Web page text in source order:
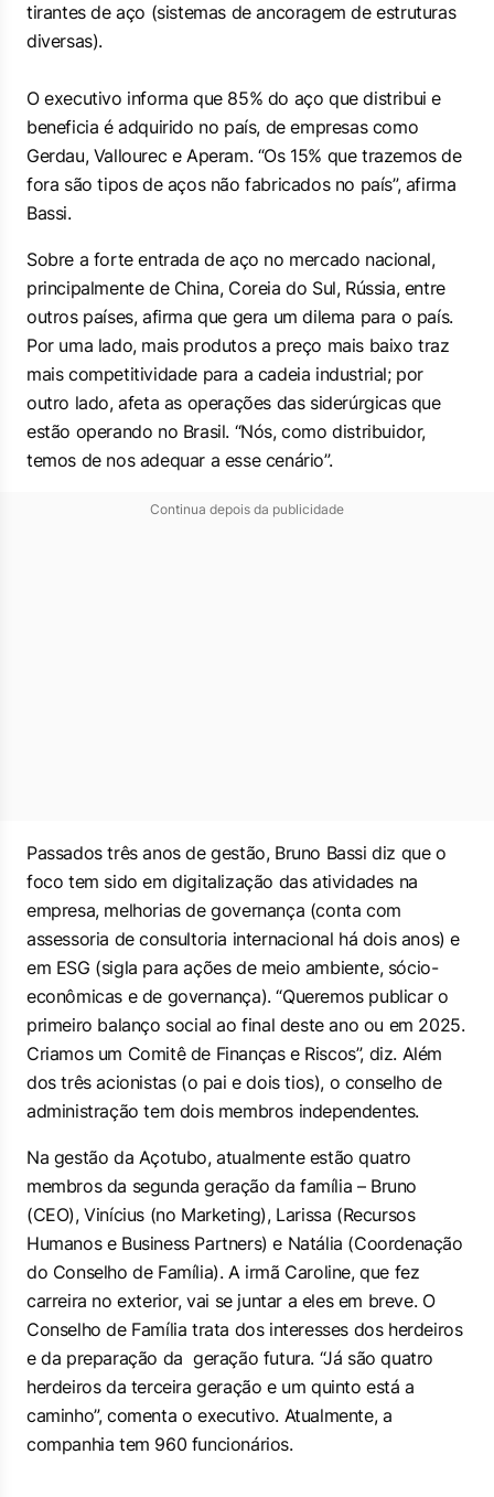
tirantes de aço (sistemas de ancoragem de estruturas
diversas).
O executivo informa que 85% do aço que distribui e
beneficia é adquirido no país, de empresas como
Gerdau, Vallourec e Aperam. “Os 15% que trazemos de
fora são tipos de aços não fabricados no país”, afirma
Bassi.
Sobre a forte entrada de aço no mercado nacional,
principalmente de China, Coreia do Sul, Rússia, entre
outros países, afirma que gera um dilema para o país.
Por uma lado, mais produtos a preço mais baixo traz
mais competitividade para a cadeia industrial; por
outro lado, afeta as operações das siderúrgicas que
estão operando no Brasil. “Nós, como distribuidor,
temos de nos adequar a esse cenário”.
Continua depois da publicidade
Passados três anos de gestão, Bruno Bassi diz que o
foco tem sido em digitalização das atividades na
empresa, melhorias de governança (conta com
assessoria de consultoria internacional há dois anos) e
em ESG (sigla para ações de meio ambiente, sócio-
econômicas e de governança). “Queremos publicar o
primeiro balanço social ao final deste ano ou em 2025.
Criamos um Comitê de Finanças e Riscos”, diz. Além
dos três acionistas (o pai e dois tios), o conselho de
administração tem dois membros independentes.
Na gestão da Açotubo, atualmente estão quatro
membros da segunda geração da família – Bruno
(CEO), Vinícius (no Marketing), Larissa (Recursos
Humanos e Business Partners) e Natália (Coordenação
do Conselho de Família). A irmã Caroline, que fez
carreira no exterior, vai se juntar a eles em breve. O
Conselho de Família trata dos interesses dos herdeiros
e da preparação da geração futura. “Já são quatro
herdeiros da terceira geração e um quinto está a
caminho”, comenta o executivo. Atualmente, a
companhia tem 960 funcionários.